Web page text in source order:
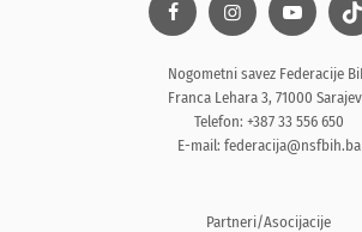
Nogometni savez Federacije
Franca Lehara 3, 71000
Telefon: +387 33 556 650
E-mail: federacija@nsfbih.ba
Partneri/Asocijacije